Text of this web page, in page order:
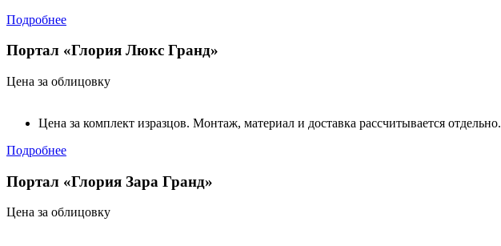
Подробнее
Портал «Глория Люкс Гранд»
Цена за облицовку
Цена за комплект изразцов. Монтаж, материал и доставка рассчитывается отдельно.
Подробнее
Портал «Глория Зара Гранд»
Цена за облицовку